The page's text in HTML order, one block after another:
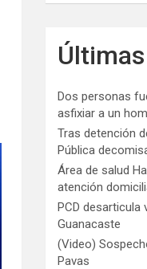
Dos personas
asfixiar a un
Tras detención
Pública
Área de salud
atención
PCD desarticula
Guanacaste
(Video)
Pavas